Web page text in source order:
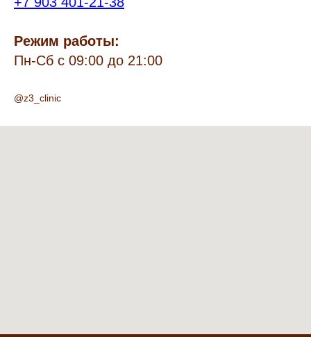
Режим работы:
Пн-Сб с 09:00 до 21:00
@z3_clinic